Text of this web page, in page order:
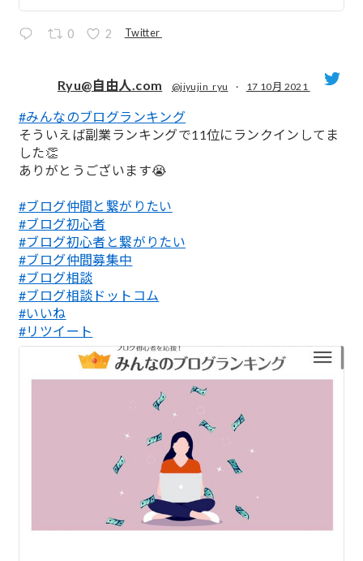
0 2 Twitter
;
Ryu@自由人.com @jiyujin_ryu · 17 10月 2021
#みんなのブログランキング
そういえば副業ランキングで11位にランクインしてま
した👏
ありがとうございます😭
#ブログ仲間と繋がりたい
#ブログ初心者
#ブログ初心者と繋がりたい
#ブログ仲間募集中
#ブログ相談
#ブログ相談ドットコム
#いいね
#リツイート